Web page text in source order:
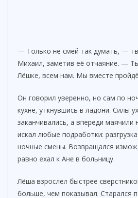
— Только не смей так думать, —
Михаил, заметив её отчаяние. —
Лёшке, всем нам. Мы вместе
Он говорил уверенно, но сам по
кухне, уткнувшись в ладони. Силы
заканчивались, а впереди маячили
искал любые подработки:
ночные смены. Возвращался
равно ехал к Ане в больницу.
Лёша взрослел быстрее
больше, чем показывал. Старался